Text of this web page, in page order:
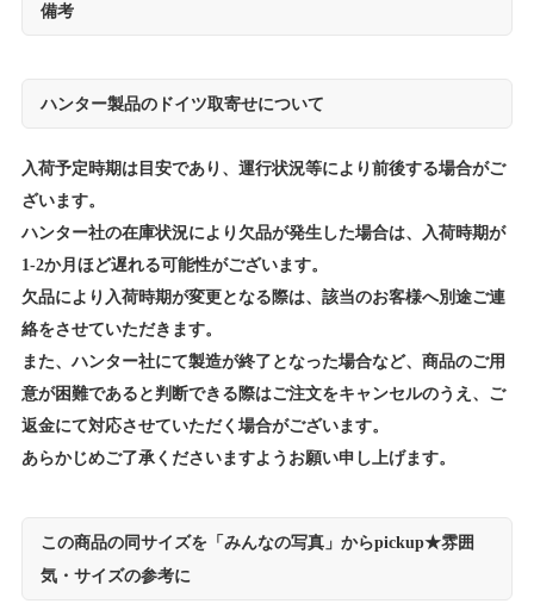
備考
ハンター製品のドイツ取寄せについて
入荷予定時期は目安であり、運行状況等により前後する場合がご
ざいます。
ハンター社の在庫状況により欠品が発生した場合は、入荷時期が
1-2か月ほど遅れる可能性がございます。
欠品により入荷時期が変更となる際は、該当のお客様へ別途ご連
絡をさせていただきます。
また、ハンター社にて製造が終了となった場合など、商品のご用
意が困難であると判断できる際はご注文をキャンセルのうえ、ご
返金にて対応させていただく場合がございます。
あらかじめご了承くださいますようお願い申し上げます。
この商品の同サイズを「みんなの写真」からpickup★雰囲
気・サイズの参考に